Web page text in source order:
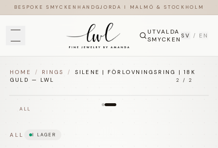
BESPOKE SMYCKEN HANDGJORDA I MALMÖ & STOCKHOLM
UTVALDA
SMYCKEN SV / EN
HOME / RINGS /
SILENE | FÖRLOVNINGSRING | 18K
GULD — LWL
ALL
2 / 2
ALL I LAGER